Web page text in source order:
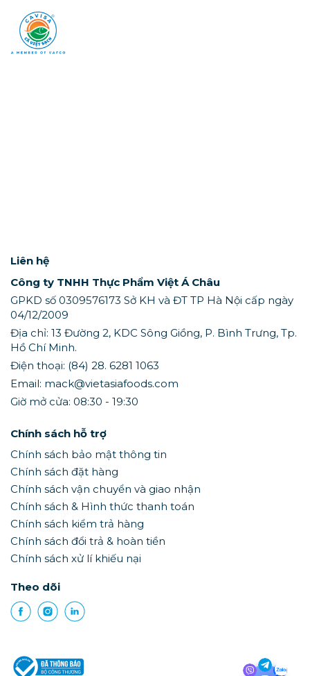
Liên hệ
Công ty TNHH Thực Phẩm Việt Á Châu
GPKD số 0309576173 Sở KH và ĐT TP Hà Nội cấp ngày
04/12/2009
Địa chỉ: 13 Đường 2, KDC Sông Giồng, P. Bình Trưng, Tp.
Hồ Chí Minh.
Điện thoại: (84) 28. 6281 1063
Email: mack@vietasiafoods.com
Giờ mở cửa: 08:30 - 19:30
Chính sách hỗ trợ
Chính sách bảo mật thông tin
Chính sách đặt hàng
Chính sách vận chuyển và giao nhận
Chính sách & Hình thức thanh toán
Chính sách kiểm trả hàng
Chính sách đổi trả & hoàn tiền
Chính sách xử lí khiếu nại
Theo dõi